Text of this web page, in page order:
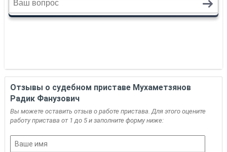
Отзывы о судебном приставе Мухаметзянов
Радик Фанузович
Вы можете оставить отзыв о работе пристава. Для этого оцените
работу пристава от 1 до 5 и заполните форму ниже: